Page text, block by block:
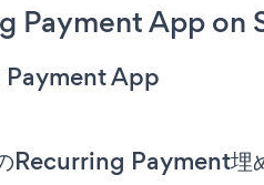
Payment App on
Payment App
Payment埋